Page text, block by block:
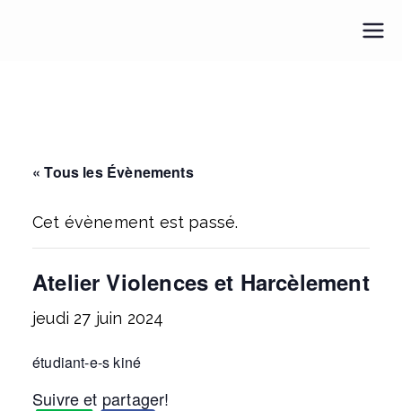
« Tous les Évènements
Cet évènement est passé.
Atelier Violences et Harcèlement
jeudi 27 juin 2024
étudiant-e-s kiné
Suivre et partager!